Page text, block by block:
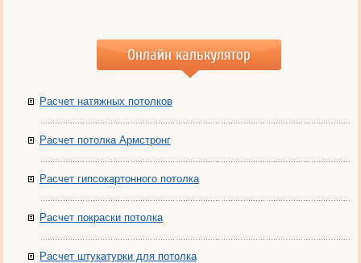
Онлайн калькулятор
Расчет натяжных потолков
Расчет потолка Армстронг
Расчет гипсокартонного потолка
Расчет покраски потолка
Расчет штукатурки для потолка